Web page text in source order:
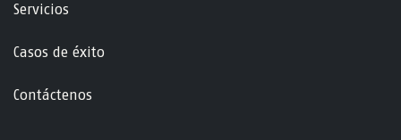
Servicios
Casos de éxito
Contáctenos